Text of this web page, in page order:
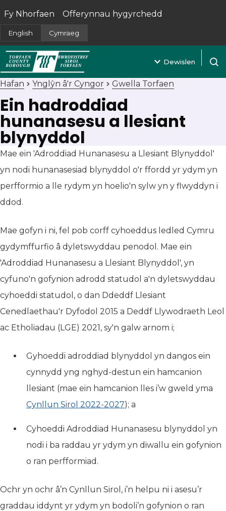
English Cymraeg
Fy Nhorfaen
(yn agor mewn tab newydd)
Offerynnau hygyrchedd
Dewislen
Hafan Ynglŷn â'r Cyngor Gwella Torfaen
Ein hadroddiad
hunanasesu a llesiant
blynyddol
Mae ein 'Adroddiad Hunanasesu a Llesiant Blynyddol'
yn nodi hunanasesiad blynyddol o'r ffordd yr ydym yn
perfformio a lle rydym yn hoelio'n sylw yn y flwyddyn i
ddod.
Mae gofyn i ni, fel pob corff cyhoeddus ledled Cymru
gydymffurfio â dyletswyddau penodol. Mae ein
'Adroddiad Hunanasesu a Llesiant Blynyddol', yn
cyfuno'n gofynion adrodd statudol a'n dyletswyddau
cyhoeddi statudol, o dan Ddeddf Llesiant
Cenedlaethau'r Dyfodol 2015 a Deddf Llywodraeth Leol
ac Etholiadau (LGE) 2021, sy'n galw arnom i;
Gyhoeddi adroddiad blynyddol yn dangos ein
cynnydd yng nghyd-destun ein hamcanion
llesiant (mae ein hamcanion lles i’w gweld yma
Cynllun Sirol 2022-2027); a
Cyhoeddi Adroddiad Hunanasesu blynyddol yn
nodi i ba raddau yr ydym yn diwallu ein gofynion
o ran perfformiad.
Ochr yn ochr â’n Cynllun Sirol, i’n helpu ni i asesu’r
graddau iddynt yr ydym yn bodoli’n gofynion o ran